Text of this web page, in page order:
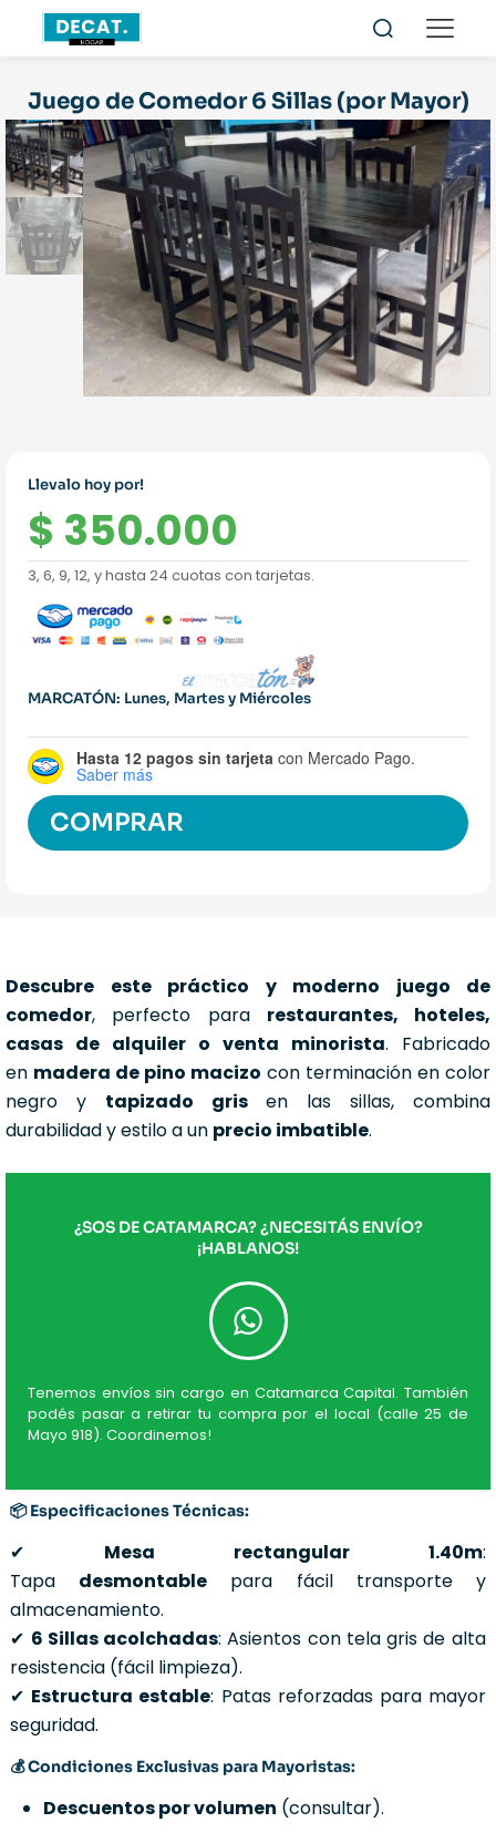
Juego de Comedor 6 Sillas (por Mayor)
Llevalo hoy por!
$ 350.000
3, 6, 9, 12, y hasta 24 cuotas con tarjetas.
MARCATÓN: Lunes, Martes y Miércoles
Hasta 12 pagos sin tarjeta con Mercado Pago.
Saber más
COMPRAR
Descubre este práctico y moderno juego de
comedor, perfecto para restaurantes, hoteles,
casas de alquiler o venta minorista. Fabricado
en madera de pino macizo con terminación en color
negro y tapizado grisen las sillas, combina
durabilidad y estilo a un precio imbatible.
¿SOS DE CATAMARCA? ¿NECESITÁS ENVÍO?
¡HABLANOS!
Tenemos envíos sin cargo en Catamarca Capital. También
podés pasar a retirar tu compra por el local (calle 25 de
Mayo 918). Coordinemos!
📦 Especificaciones Técnicas:
✔ Mesa rectangular 1.40m:
Tapa desmontable para fácil transporte y
almacenamiento.
✔ 6 Sillas acolchadas: Asientos con tela gris de alta
resistencia (fácil limpieza).
✔ Estructura estable: Patas reforzadas para mayor
seguridad.
💰 Condiciones Exclusivas para Mayoristas:
Descuentos por volumen (consultar).